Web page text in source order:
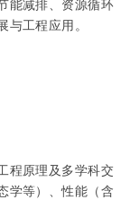
能减排、资源循环
与工程应用。
程原理及多学科交
学等）、性能（含